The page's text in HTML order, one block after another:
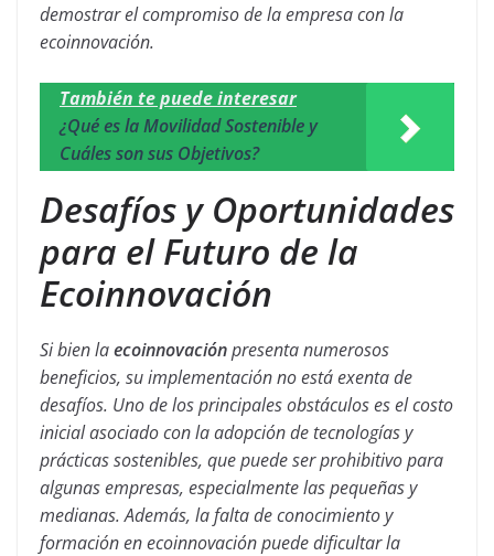
demostrar el compromiso de la empresa con la
ecoinnovación.
También te puede interesar
¿Qué es la Movilidad Sostenible y
Cuáles son sus Objetivos?
Desafíos y Oportunidades
para el Futuro de la
Ecoinnovación
Si bien laecoinnovaciónpresenta numerosos
beneficios, su implementación no está exenta de
desafíos. Uno de los principales obstáculos es el costo
inicial asociado con la adopción de tecnologías y
prácticas sostenibles, que puede ser prohibitivo para
algunas empresas, especialmente las pequeñas y
medianas. Además, la falta de conocimiento y
formación en ecoinnovación puede dificultar la